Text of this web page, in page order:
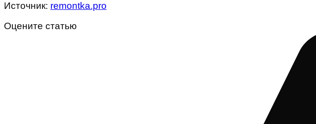
Источник: remontka.pro
Оцените статью